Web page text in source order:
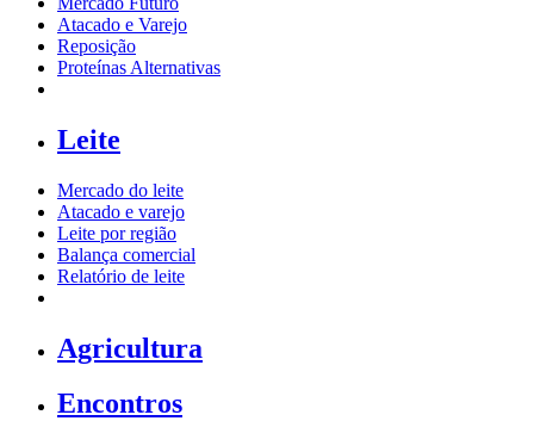
Atacado e Varejo
Reposição
Proteínas Alternativas
Leite
Mercado do leite
Atacado e varejo
Leite por região
Balança comercial
Relatório de leite
Agricultura
Encontros